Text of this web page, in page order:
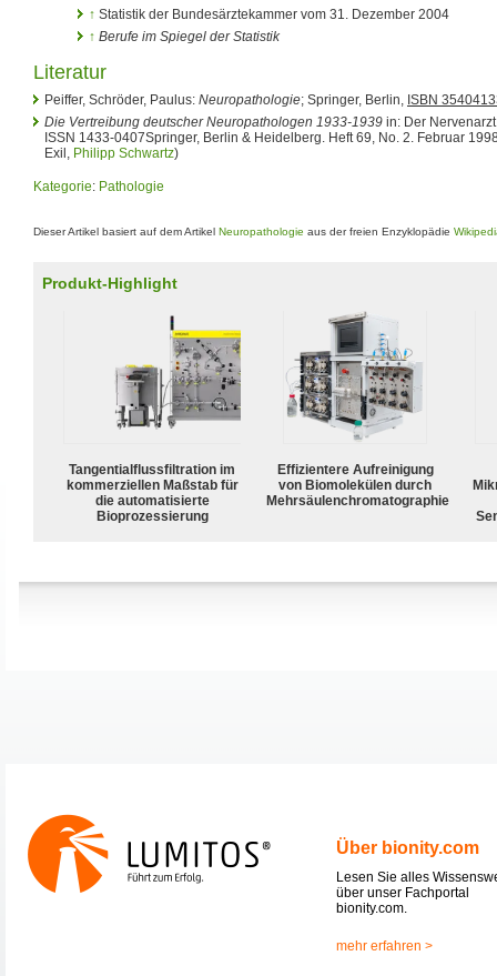
↑ Statistik der Bundesärztekammer vom 31. Dezember 2004
↑ Berufe im Spiegel der Statistik
Literatur
Peiffer, Schröder, Paulus: Neuropathologie; Springer, Berlin, ISBN
Die Vertreibung deutscher Neuropathologen 1933-1939 in: Der
ISSN 1433-0407Springer, Berlin & Heidelberg. Heft 69, No. 2. Februar
Exil, Philipp Schwartz)
Kategorie: Pathologie
Dieser Artikel basiert auf dem Artikel Neuropathologie aus der freien Enzyklopädie
Produkt-Highlight
Tangentialflussfiltration im
kommerziellen Maßstab für
die automatisierte
Bioprozessierung
Effizientere Aufreinigung
von Biomolekülen durch
Mehrsäulenchromatographie
Über bionity.com
Lesen Sie alles
über unser Fachportal
bionity.com.
mehr erfahren >